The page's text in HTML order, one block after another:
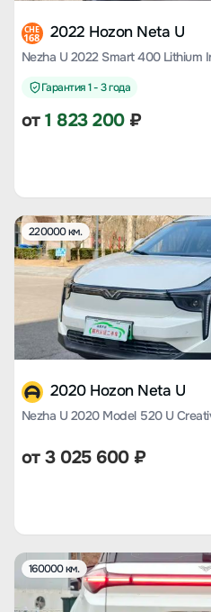
CHE
168 2022 Hozon Neta U
Nezha U 2022 Smart 400 Lithium
Гарантия 1 - 3 года
от1 823 200₽
220000 км.
2020 Hozon Neta U
Nezha U 2020 Model 520 U
от3 025 600₽
160000 км.